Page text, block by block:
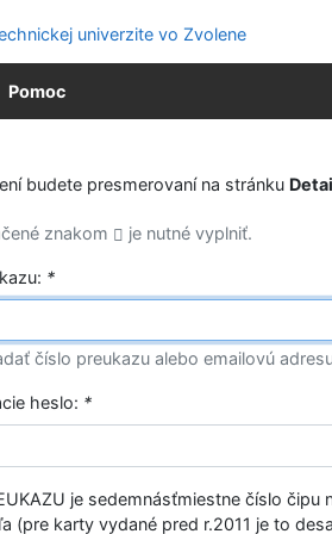
Pomoc
budete presmerovaní na stránku
znakom je nutné vyplniť.
*
číslo preukazu alebo emailovú
heslo: *
je sedemnásťmiestne číslo čipu
(pre karty vydané pred r.2011 je to